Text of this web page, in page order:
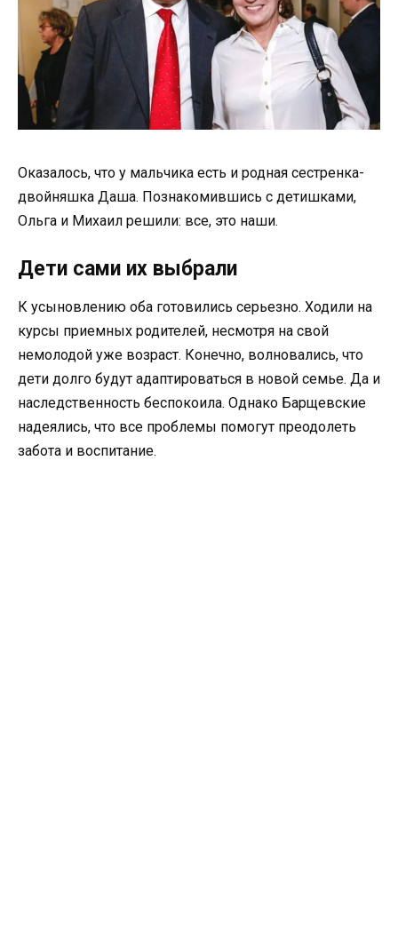
Оказалось, что у мальчика есть и родная сестренка-
двойняшка Даша. Познакомившись с детишками,
Ольга и Михаил решили: все, это наши.
Дети сами их выбрали
К усыновлению оба готовились серьезно. Ходили на
курсы приемных родителей, несмотря на свой
немолодой уже возраст. Конечно, волновались, что
дети долго будут адаптироваться в новой семье. Да и
наследственность беспокоила. Однако Барщевские
надеялись, что все проблемы помогут преодолеть
забота и воспитание.